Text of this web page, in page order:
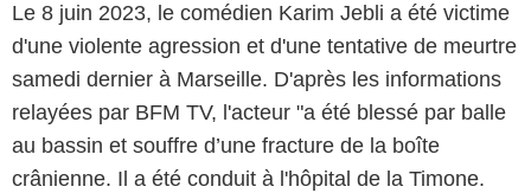
Le 8 juin 2023, le comédien Karim Jebli a été victime
d'une violente agression et d'une tentative de meurtre
samedi dernier à Marseille. D'après les informations
relayées par BFM TV, l'acteur "a été blessé par balle
au bassin et souffre d’une fracture de la boîte
crânienne. Il a été conduit à l'hôpital de la Timone.